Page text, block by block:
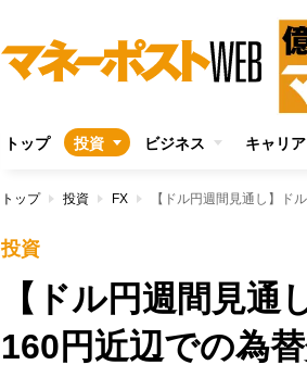
トップ 投資 ビジネス キャリア
トップ 投資 FX 【ドル円週間見通し】
投資
【ドル円週間見
160円近辺での為